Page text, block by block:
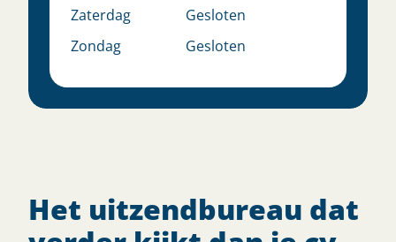
Zaterdag
Gesloten
Zondag
Gesloten
Het uitzendbureau dat